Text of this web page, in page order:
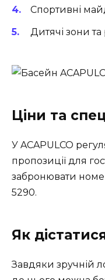
Спортивні
Дитячі зони та
Ціни та
У ACAPULCO
пропозиції для
забронювати
5290.
Як
Завдяки зручній